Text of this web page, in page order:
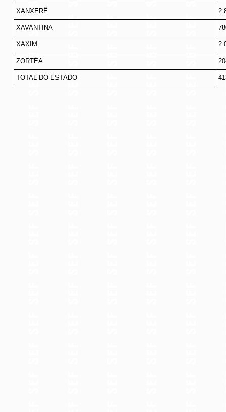
XANXERÊ
XAVANTINA
XAXIM
ZORTÉA
TOTAL DO ESTADO